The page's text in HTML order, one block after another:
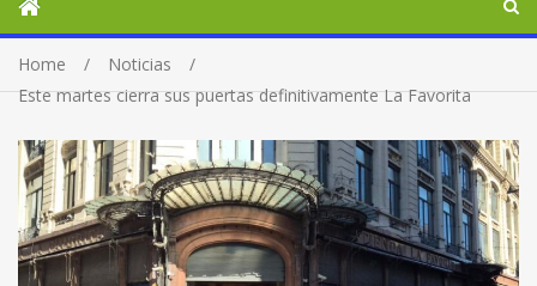
Home
Noticias
Este martes cierra sus puertas definitivamente La Favorita